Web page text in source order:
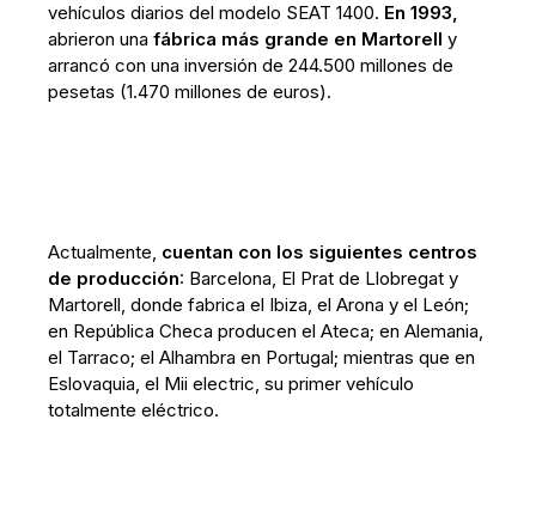
vehículos diarios del modelo SEAT 1400. En 1993,
abrieron unafábrica más grande en Martorelly
arrancó con una inversión de 244.500 millones de
pesetas (1.470 millones de euros).
Actualmente, cuentan con los siguientes centros
de producción: Barcelona, El Prat de Llobregat y
Martorell, donde fabrica el Ibiza, el Arona y el León;
en República Checa producen el Ateca; en Alemania,
el Tarraco; el Alhambra en Portugal; mientras que en
Eslovaquia, el Mii electric, su primer vehículo
totalmente eléctrico.